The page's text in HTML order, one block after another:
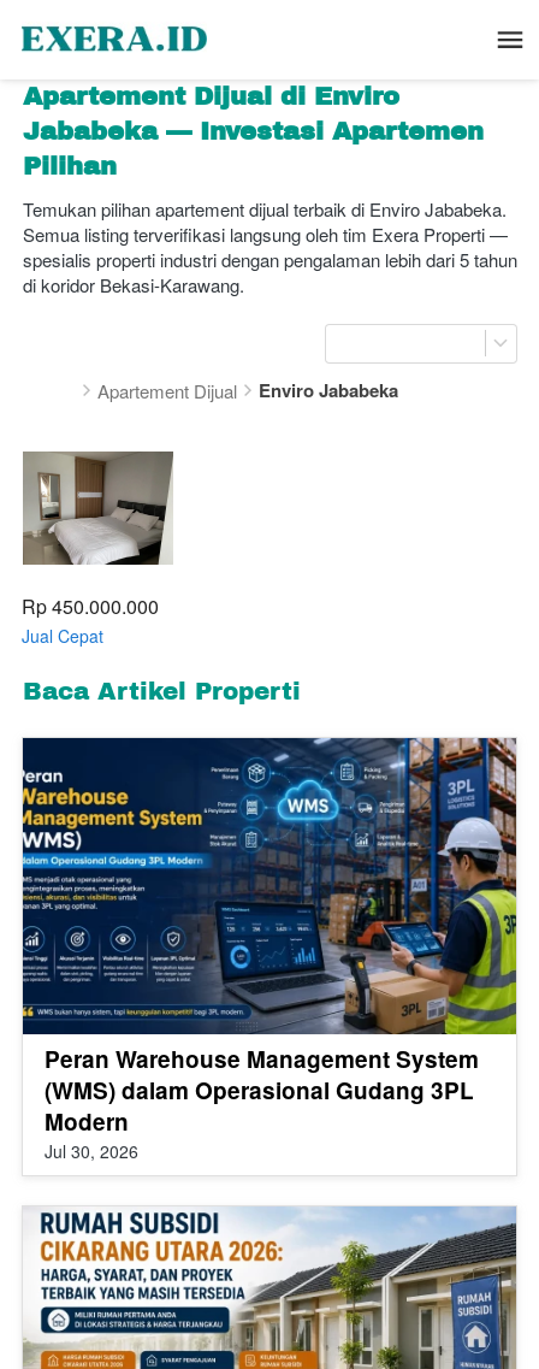
Apartement Dijual di Enviro
Jababeka — Investasi Apartemen
Pilihan
Temukan pilihan apartement dijual terbaik di Enviro Jababeka.
Semua listing terverifikasi langsung oleh tim Exera Properti —
spesialis properti industri dengan pengalaman lebih dari 5 tahun
di koridor Bekasi-Karawang.
Apartement Dijual Enviro Jababeka
Rp 450.000.000
Jual Cepat
Cikarang Tipe
Studio Full Furnish
Baca Artikel Properti
Peran Warehouse Management System
(WMS) dalam Operasional Gudang 3PL
Modern
Jul 30, 2026